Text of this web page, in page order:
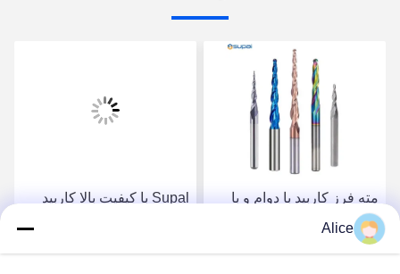
مته فرز کاربید با دوام و با
کیفیت بالا برای کاربردهای
دقیق نجاری
Supal با کیفیت بالا کاربید
Alice